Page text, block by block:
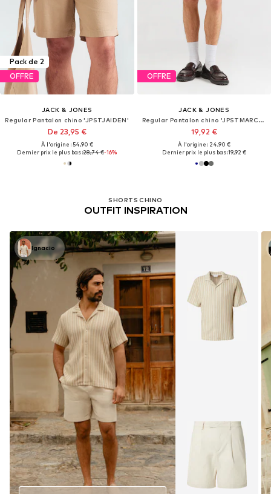
Pack de 2
OFFRE
JACK & JONES
Regular Pantalon chino 'JPSTJAIDEN'
De 23,95 €
À l'origine : 54,90 €
Dernier prix le plus bas :28,74 €-16%
OFFRE
JACK & JONES
Regular Pantalon chino 'JPSTMARCO'
19,92 €
À l'origine : 24,90 €
Dernier prix le plus bas :19,92 €
SHORTS CHINO
OUTFIT INSPIRATION
Ignacio